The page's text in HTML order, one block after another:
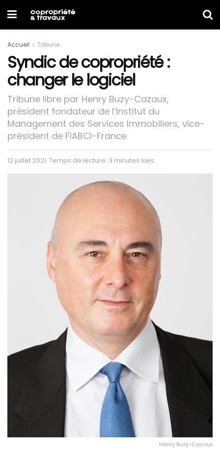
Accueil Tribune
Syndic de copropriété :
changer le logiciel
Tribune libre par Henry Buzy-Cazaux,
président fondateur de l’Institut du
Management des Services Immobiliers, vice-
président de FIABCI-France
12 juillet 2021 Temps de lecture: 3 minutes lues
Henry Buzy-Cazaux